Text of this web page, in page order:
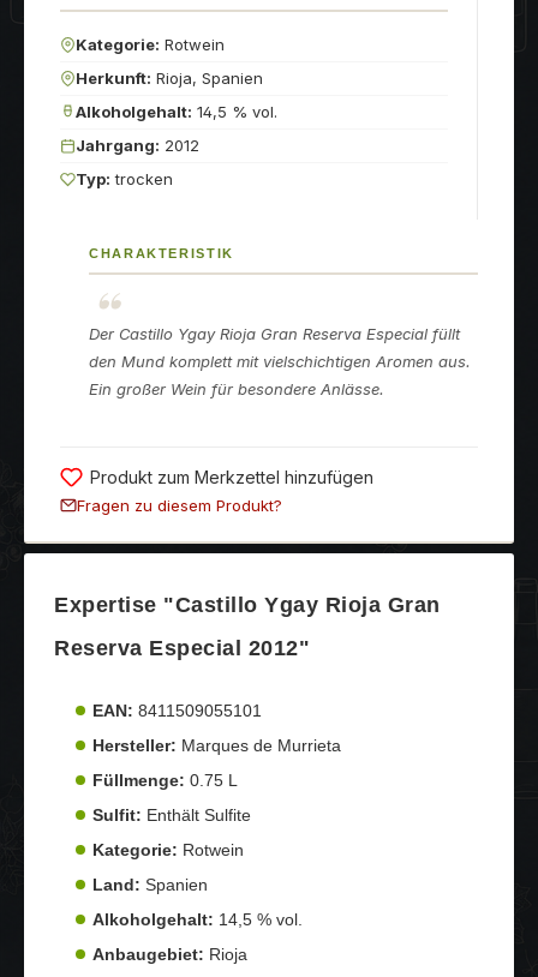
Kategorie: Rotwein
Herkunft: Rioja, Spanien
Alkoholgehalt: 14,5 % vol.
Jahrgang: 2012
Typ: trocken
CHARAKTERISTIK
Der Castillo Ygay Rioja Gran Reserva Especial füllt
den Mund komplett mit vielschichtigen Aromen aus.
Ein großer Wein für besondere Anlässe.
Produkt zum Merkzettel hinzufügen
Fragen zu diesem Produkt?
Expertise "Castillo Ygay Rioja Gran
Reserva Especial 2012"
EAN: 8411509055101
Hersteller: Marques de Murrieta
Füllmenge: 0.75 L
Sulfit: Enthält Sulfite
Kategorie: Rotwein
Land: Spanien
Alkoholgehalt: 14,5 % vol.
Anbaugebiet: Rioja